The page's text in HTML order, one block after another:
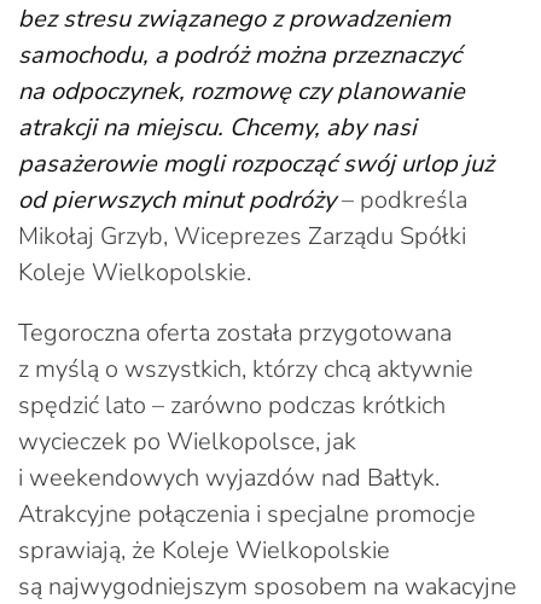
bez stresu związanego z prowadzeniem
samochodu, a podróż można przeznaczyć
na odpoczynek, rozmowę czy planowanie
atrakcji na miejscu. Chcemy, aby nasi
pasażerowie mogli rozpocząć swój urlop już
od pierwszych minut podróży– podkreśla
Mikołaj Grzyb, Wiceprezes Zarządu Spółki
Koleje Wielkopolskie.
Tegoroczna oferta została przygotowana
z myślą o wszystkich, którzy chcą aktywnie
spędzić lato – zarówno podczas krótkich
wycieczek po Wielkopolsce, jak
i weekendowych wyjazdów nad Bałtyk.
Atrakcyjne połączenia i specjalne promocje
sprawiają, że Koleje Wielkopolskie
są najwygodniejszym sposobem na wakacyjne